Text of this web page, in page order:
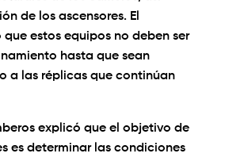
de los ascensores. El
estos equipos no deben ser
hasta que sean
a las réplicas que continúan
explicó que el objetivo de
es determinar las condiciones